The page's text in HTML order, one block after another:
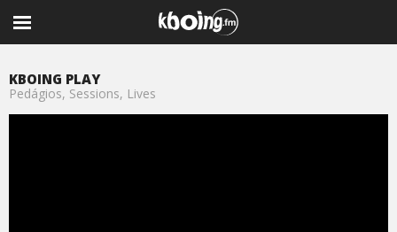
KBOING PLAY
Pedágios, Sessions, Lives